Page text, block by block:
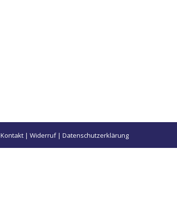
Kontakt | Widerruf| Datenschutzerklärung